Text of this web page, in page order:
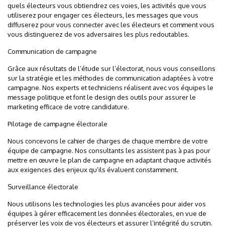
quels électeurs vous obtiendrez ces voies, les activités que vous
utiliserez pour engager ces électeurs, les messages que vous
diffuserez pour vous connecter avec les électeurs et comment vous
vous distinguerez de vos adversaires les plus redoutables.
Communication de campagne
Grâce aux résultats de l’étude sur l’électorat, nous vous conseillons
sur la stratégie et les méthodes de communication adaptées à votre
campagne. Nos experts et techniciens réalisent avec vos équipes le
message politique et font le design des outils pour assurer le
marketing efficace de votre candidature.
Pilotage de campagne électorale
Nous concevons le cahier de charges de chaque membre de votre
équipe de campagne. Nos consultants les assistent pas à pas pour
mettre en œuvre le plan de campagne en adaptant chaque activités
aux exigences des enjeux qu’ils évaluent constamment.
Surveillance électorale
Nous utilisons les technologies les plus avancées pour aider vos
équipes à gérer efficacement les données électorales, en vue de
préserver les voix de vos électeurs et assurer l’intégrité du scrutin.